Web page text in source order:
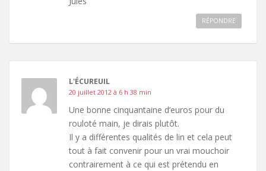
RÉPONDRE
L'ÉCUREUIL
20 juillet 2012 à 6 h 38 min
Une bonne cinquantaine d’euros pour du
rouloté main, je dirais plutôt.
Il y a différentes qualités de lin et cela peut
tout à fait convenir pour un vrai mouchoir
contrairement à ce qui est prétendu en